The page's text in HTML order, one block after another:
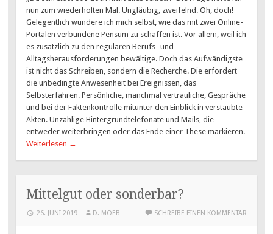
nun zum wiederholten Mal. Ungläubig, zweifelnd. Oh, doch!
Gelegentlich wundere ich mich selbst, wie das mit zwei Online-
Portalen verbundene Pensum zu schaffen ist. Vor allem, weil ich
es zusätzlich zu den regulären Berufs- und
Alltagsherausforderungen bewältige. Doch das Aufwändigste
ist nicht das Schreiben, sondern die Recherche. Die erfordert
die unbedingte Anwesenheit bei Ereignissen, das
Selbsterfahren. Persönliche, manchmal vertrauliche, Gespräche
und bei der Faktenkontrolle mitunter den Einblick in verstaubte
Akten. Unzählige Hintergrundtelefonate und Mails, die
entweder weiterbringen oder das Ende einer These markieren.
Weiterlesen →
Mittelgut oder sonderbar?
26. JUNI 2019 D. MOEB SCHREIBE EINEN KOMMENTAR